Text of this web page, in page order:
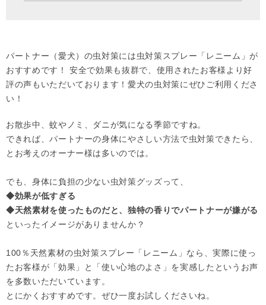
パートナー（愛犬）の虫対策には虫対策スプレー「レニーム」が
おすすめです！ 安全で効果も抜群で、使用されたお客様より好
評の声もいただいております！愛犬の虫対策にぜひご利用くださ
い！
お散歩中、蚊やノミ、ダニが気になる季節ですね。
できれば、パートナーの身体にやさしい方法で虫対策できたら、
とお考えのオーナー様は多いのでは。
でも、身体に負担の少ない虫対策グッズって、
◆効果が低すぎる
◆天然素材を使ったものだと、独特の香りでパートナーが嫌がる
といったイメージがありませんか？
100％天然素材の虫対策スプレー「レニーム」なら、実際に使っ
たお客様が「効果」と「使い心地のよさ」を実感したというお声
を多数いただいています。
とにかくおすすめです。ぜひ一度お試しくださいね。